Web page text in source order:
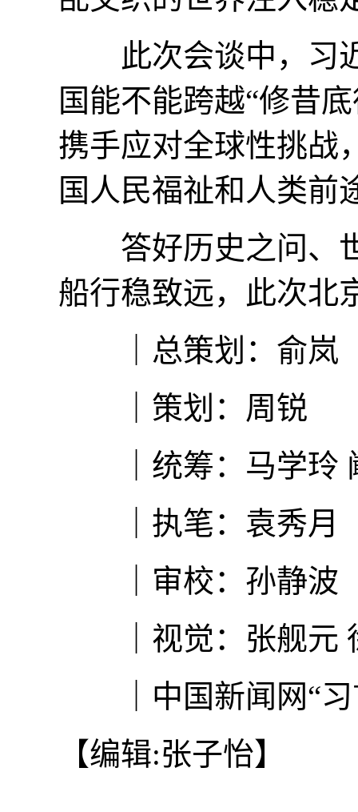
此次会谈中，习
国能不能跨越“修昔
携手应对全球性挑战
国人民福祉和人类前
答好历史之问、世
船行稳致远，此次北
｜总策划：俞岚
｜策划：周锐
｜统筹：马学玲
｜执笔：袁秀月
｜审校：孙静波
｜视觉：张舰元
｜中国新闻网“
【编辑:张子怡】